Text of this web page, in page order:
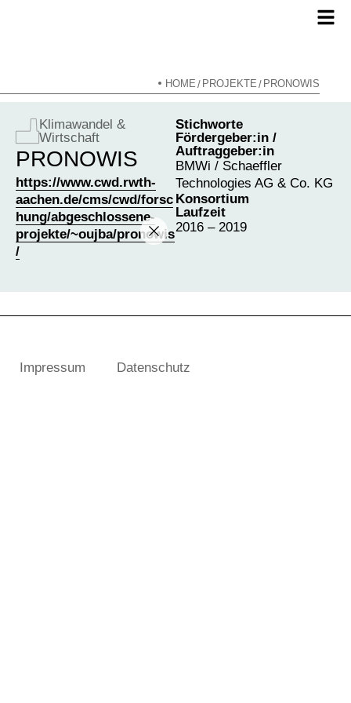
HOME / PROJEKTE / PRONOWIS
Klimawandel &
Wirtschaft
PRONOWIS
https://www.cwd.rwth-
aachen.de/cms/cwd/forsc
hung/abgeschlossene-
projekte/~oujba/pronowis
/
Stichworte
Fördergeber:in /
Auftraggeber:in
BMWi / Schaeffler
Technologies AG & Co. KG
Konsortium
Laufzeit
2016 – 2019
Impressum Datenschutz